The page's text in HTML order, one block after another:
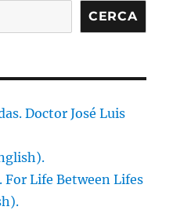
CERCA
Doctor José Luis
Life Between Lifes